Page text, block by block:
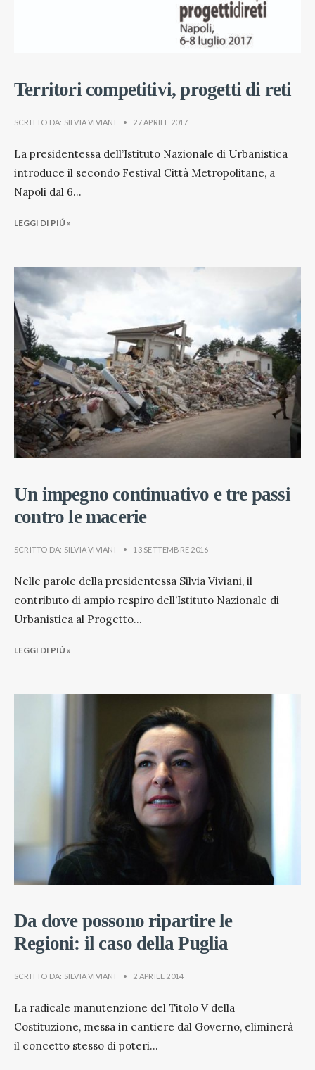
Territori competitivi, progetti di reti
SCRITTO DA: SILVIA VIVIANI • 27 APRILE 2017
La presidentessa dell’Istituto Nazionale di Urbanistica
introduce il secondo Festival Città Metropolitane, a
Napoli dal 6...
LEGGI DI PIÚ »
Un impegno continuativo e tre passi
contro le macerie
SCRITTO DA: SILVIA VIVIANI • 13 SETTEMBRE 2016
Nelle parole della presidentessa Silvia Viviani, il
contributo di ampio respiro dell’Istituto Nazionale di
Urbanistica al Progetto...
LEGGI DI PIÚ »
Da dove possono ripartire le
Regioni: il caso della Puglia
SCRITTO DA: SILVIA VIVIANI • 2 APRILE 2014
La radicale manutenzione del Titolo V della
Costituzione, messa in cantiere dal Governo, eliminerà
il concetto stesso di poteri...